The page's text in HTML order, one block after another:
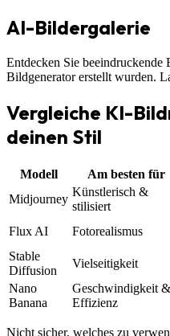
AI-Bildergalerie
Entdecken Sie
Bildgenerator erstellt wurden.
Vergleiche KI-
deinen Stil
Modell Am besten für
Midjourney
Künstlerisch &
stilisiert
Flux AI
Fotorealismus
Stable
Diffusion
Vielseitigkeit
Nano
Banana
Geschwindigkeit &
Effizienz
Nicht sicher, welches zu